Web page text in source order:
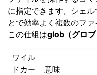
に指定できます。シェ
とで効率よく複数のファ
この仕組はglob（グロブ
ワイル
ドカー
意味